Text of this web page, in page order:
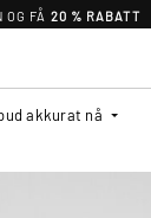
OG FÅ 20 % RABATT
akkurat nå